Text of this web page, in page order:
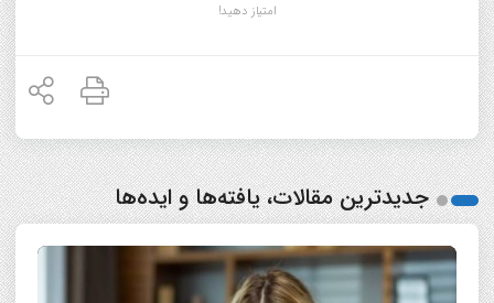
امتیاز دهید!
جدیدترین مقالات، یافته‌ها و ایده‌ها